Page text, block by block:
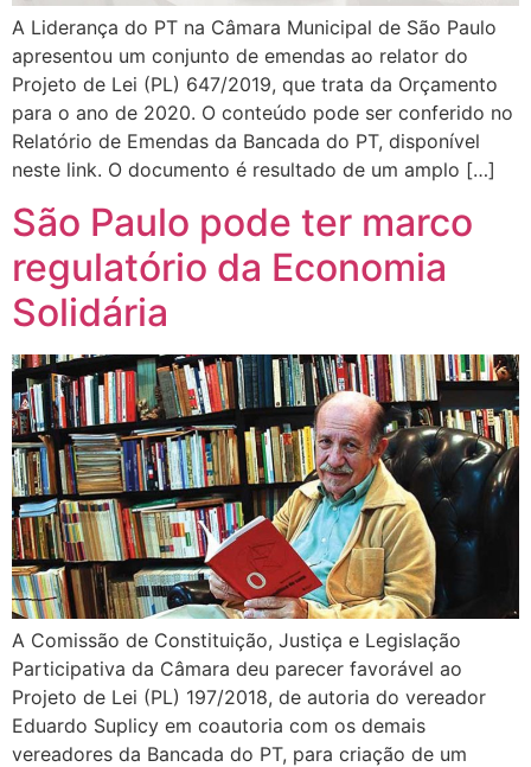
A Liderança do PT na Câmara Municipal de São Paulo
apresentou um conjunto de emendas ao relator do
Projeto de Lei (PL) 647/2019, que trata da Orçamento
para o ano de 2020. O conteúdo pode ser conferido no
Relatório de Emendas da Bancada do PT, disponível
neste link. O documento é resultado de um amplo […]
São Paulo pode ter marco
regulatório da Economia
Solidária
A Comissão de Constituição, Justiça e Legislação
Participativa da Câmara deu parecer favorável ao
Projeto de Lei (PL) 197/2018, de autoria do vereador
Eduardo Suplicy em coautoria com os demais
vereadores da Bancada do PT, para criação de um